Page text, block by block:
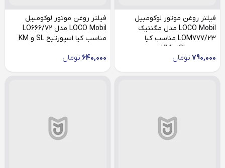
فیلتر روغن موتور لوکومبیل
LOCO Mobil مدل مگنتیک
LOM777/23 مناسب کیا
790,000 تومان
فیلتر روغن موتور لوکومبیل
LOCO Mobil مدل LO666/72
مناسب کیا اسپورتیج SL و KM
640,000 تومان